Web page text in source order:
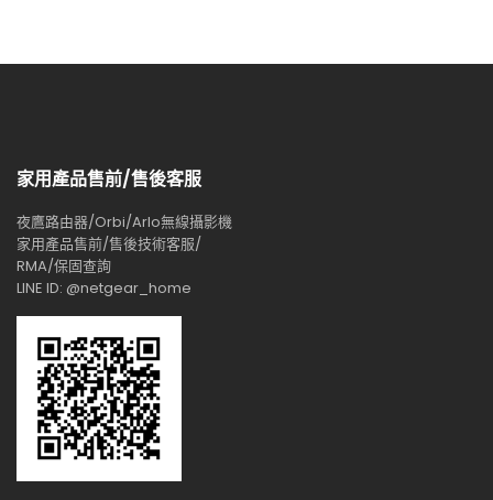
家用產品售前/售後客服
夜鷹路由器/Orbi/Arlo無線攝影機
家用產品售前/售後技術客服/
RMA/保固查詢
LINE ID: @netgear_home